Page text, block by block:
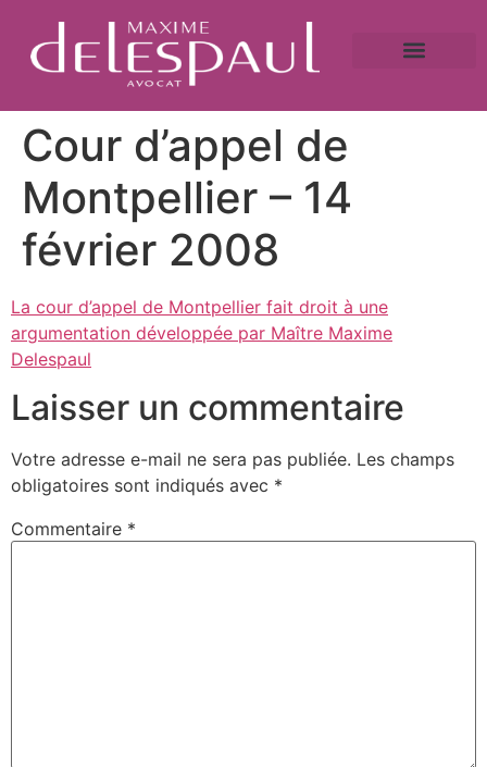
Cour d’appel de
Montpellier – 14
février 2008
La cour d’appel de Montpellier fait droit à une
argumentation développée par Maître Maxime
Delespaul
Laisser un commentaire
Votre adresse e-mail ne sera pas publiée. Les champs
obligatoires sont indiqués avec *
Commentaire *